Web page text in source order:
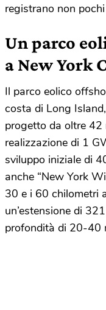
registrano non
Un parco
a New York
Il parco eolico
costa di Long
progetto da oltre 42
realizzazione di 1
sviluppo iniziale di
anche “New York
30 e i 60 chilometri
un’estensione di
profondità di 20-40